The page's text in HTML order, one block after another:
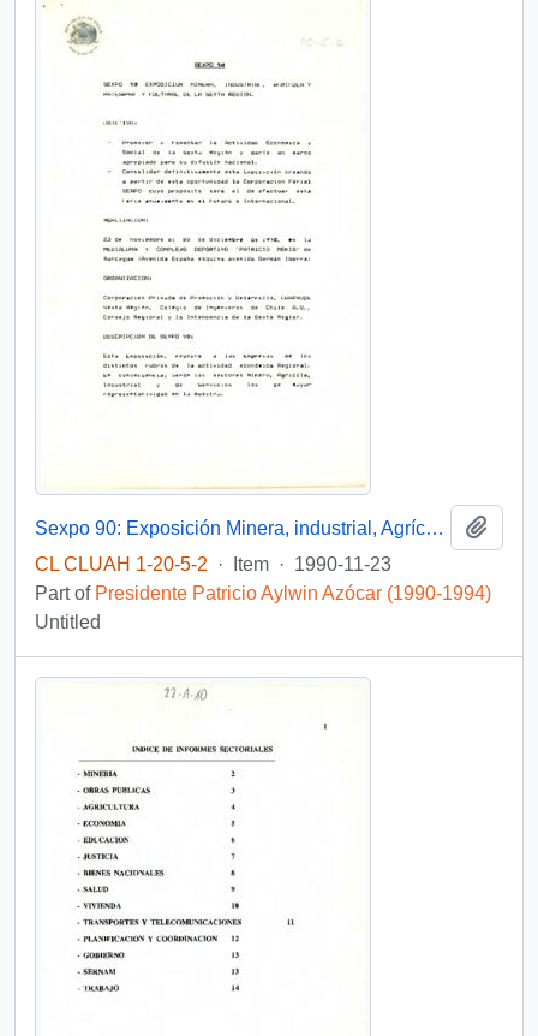
Sexpo 90: Exposición Minera, industrial, Agrícola y Artesanal Cultural de la VI Región.
CL CLUAH 1-20-5-2
· Item · 1990-11-23
Part of Presidente Patricio Aylwin Azócar (1990-1994)
Untitled